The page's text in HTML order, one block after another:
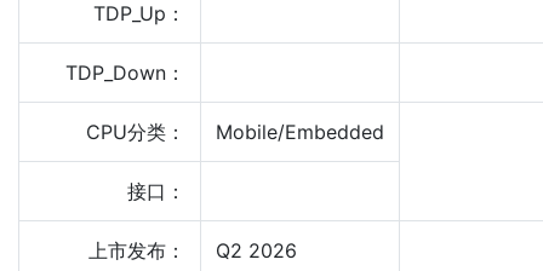
TDP_Up：
TDP_Down：
CPU分类： Mobile/Embedded
接口：
上市发布： Q2 2026